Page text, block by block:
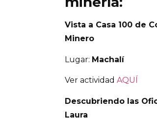
Vista a Casa 100 de
Minero
Lugar: Machalí
Ver actividad AQUÍ
Descubriendo las
Laura